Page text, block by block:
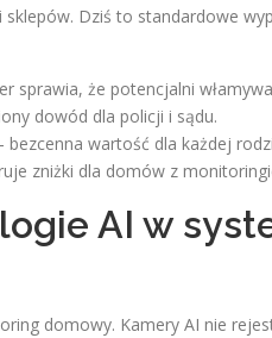
Dziś to standardowe
sprawia, że potencjalni
dowód dla policji i sądu.
wartość dla każdej
zniżki dla domów z
AI w
domowy. Kamery AI nie